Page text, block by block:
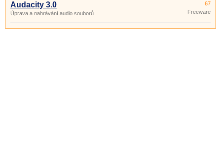
Audacity 3.0
Úprava a nahrávání audio souborů
67
Freeware